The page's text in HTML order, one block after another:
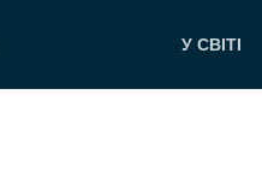
У СВІТІ